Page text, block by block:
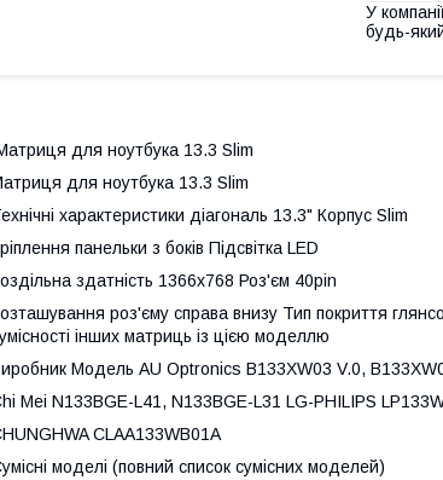
У
будь-
для ноутбука 13.3 Slim
для ноутбука 13.3 Slim
характеристики діагональ 13.3" Корпус Slim
панельки з боків Підсвітка LED
здатність 1366х768 Роз'єм 40pin
роз'єму справа внизу Тип покриття
інших матриць із цією моделлю
Модель AU Optronics B133XW03 V.0,
Mei N133BGE-L41, N133BGE-L31 LG-PHILIPS
CLAA133WB01A
моделі (повний список сумісних моделей)